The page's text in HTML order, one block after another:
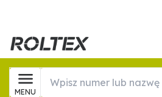
MENU